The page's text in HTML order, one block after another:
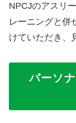
NPCJのアスリ
レーニングと併
けていただき、
パーソ